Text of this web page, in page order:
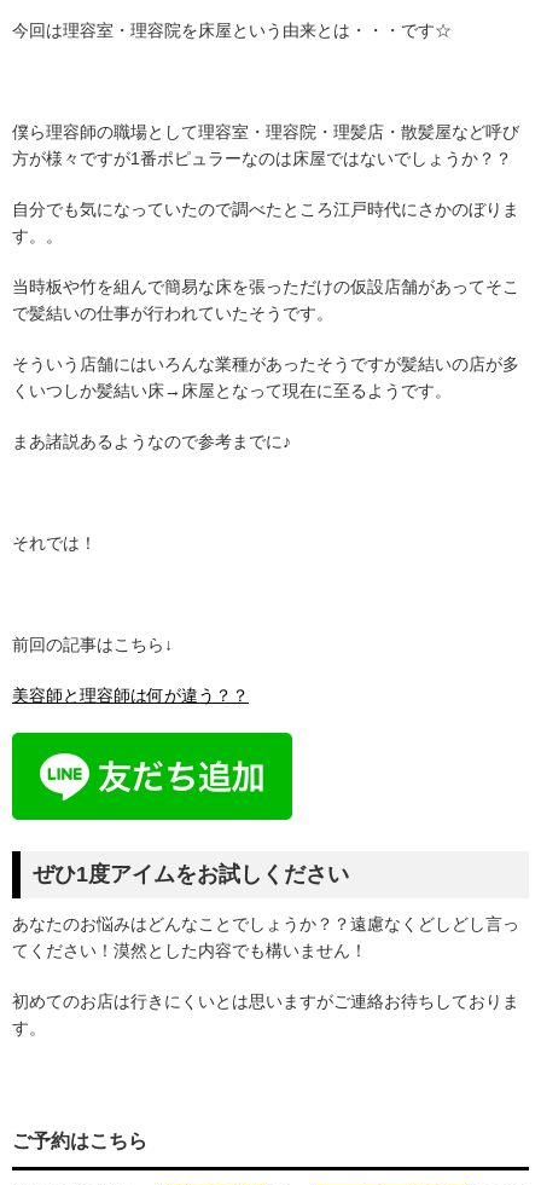
今回は理容室・理容院を床屋という由来とは・・・です☆
僕ら理容師の職場として理容室・理容院・理髪店・散髪屋など呼び
方が様々ですが1番ポピュラーなのは床屋ではないでしょうか？？
自分でも気になっていたので調べたところ江戸時代にさかのぼりま
す。。
当時板や竹を組んで簡易な床を張っただけの仮設店舗があってそこ
で髪結いの仕事が行われていたそうです。
そういう店舗にはいろんな業種があったそうですが髪結いの店が多
くいつしか髪結い床→床屋となって現在に至るようです。
まあ諸説あるようなので参考までに♪
それでは！
前回の記事はこちら↓
美容師と理容師は何が違う？？
ぜひ1度アイムをお試しください
あなたのお悩みはどんなことでしょうか？？遠慮なくどしどし言っ
てください！漠然とした内容でも構いません！
初めてのお店は行きにくいとは思いますがご連絡お待ちしておりま
す。
ご予約はこちら